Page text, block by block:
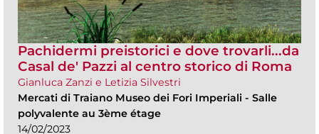
Pachidermi preistorici e dove trovarli...da
Casal de' Pazzi al centro storico di Roma
Gianluca Zanzi e Letizia Silvestri
Mercati di Traiano Museo dei Fori Imperiali - Salle
polyvalente au 3ème étage
14/02/2023